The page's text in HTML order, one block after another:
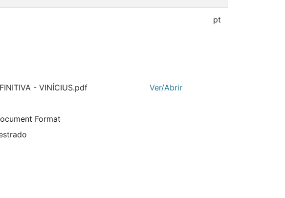
pt
- VINÍCIUS.pdf
Format
Ver/Abrir